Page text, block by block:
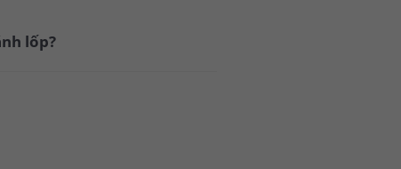
lốp?